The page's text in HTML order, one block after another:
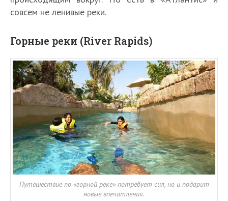
совсем не ленивые реки.
Горные реки (River Rapids)
Путешествие по «горной реке» потребует сил, но и подарит
новые впечатления.